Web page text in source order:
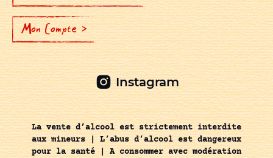
Mon Compte >
Instagram
La vente d’alcool est strictement interdite
aux mineurs | L’abus d’alcool est dangereux
pour la santé | A consommer avec modération